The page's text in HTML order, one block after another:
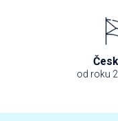
od roku